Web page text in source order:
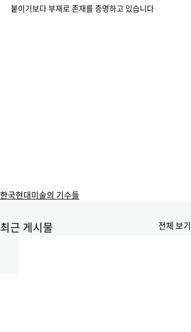
붙이기보다 부재로 존재를 증명하고 있습니다
한국현대미술의 기수들
최근 게시물 전체 보기